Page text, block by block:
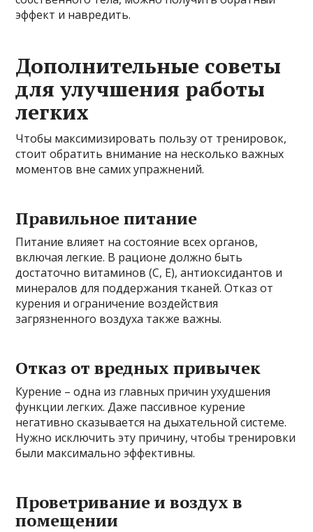
эффект и навредить.
Дополнительные советы
для улучшения работы
легких
Чтобы максимизировать пользу от тренировок,
стоит обратить внимание на несколько важных
моментов вне самих упражнений.
Правильное питание
Питание влияет на состояние всех органов,
включая легкие. В рационе должно быть
достаточно витаминов (С, Е), антиоксидантов и
минералов для поддержания тканей. Отказ от
курения и ограничение воздействия
загрязненного воздуха также важны.
Отказ от вредных привычек
Курение – одна из главных причин ухудшения
функции легких. Даже пассивное курение
негативно сказывается на дыхательной системе.
Нужно исключить эту причину, чтобы тренировки
были максимально эффективны.
Проветривание и воздух в
помещении